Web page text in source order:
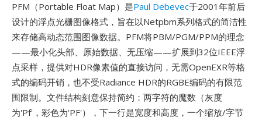
PFM（Portable Float Map）是Paul Debevec于2001年前后
设计的浮点光栅图像格式，旨在以Netpbm系列格式的简洁性
来存储高动态范围图像数据。PFM将PBM/PGM/PPM的理念
——最小化头部、原始数据、无压缩——扩展到32位IEEE浮
点采样，提供对HDR像素值的直接访问，无需OpenEXR等格
式的编码开销，也不受Radiance HDR的RGBE编码的有限范
围限制。文件结构刻意保持简约：两字符的魔数（灰度
为'Pf'，彩色为'PF'），下一行是宽度和高度，一个缩放/字节